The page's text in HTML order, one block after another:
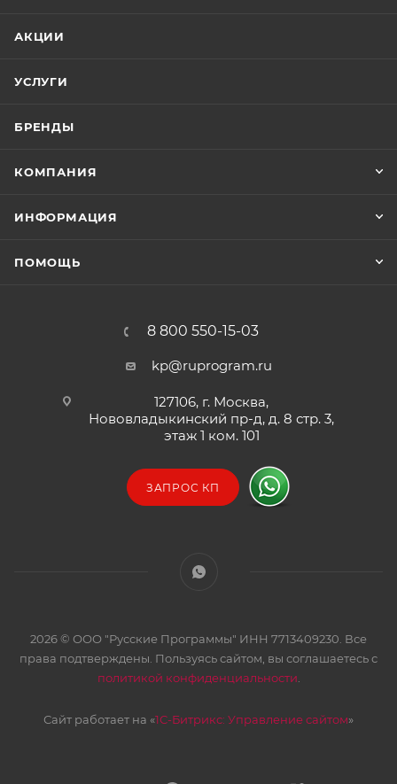
периферийных устройств, иные характеристики
по согласованию с Заказчиком.
АКЦИИ
УСЛУГИ
БРЕНДЫ
КОМПАНИЯ
ИНФОРМАЦИЯ
ПОМОЩЬ
8 800 550-15-03
kp@ruprogram.ru
127106, г. Москва,
Нововладыкинский пр-д, д. 8 стр. 3,
этаж 1 ком. 101
ЗАПРОС КП
2026 © ООО "Русские Программы" ИНН 7713409230. Все
права подтверждены. Пользуясь сайтом, вы соглашаетесь с
политикой конфиденциальности
Сайт работает на «1С-Битрикс: Управление сайтом»